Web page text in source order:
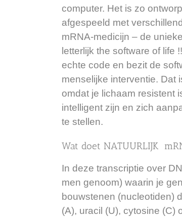
computer. Het is zo
afgespeeld met
mRNA-medicijn – de
letterlijk the software of life
echte code en bezit de
menselijke interventie. Dat
omdat je lichaam resistent
intelligent zijn en zich
te stellen.
Wat doet NATUURLIJK
In deze transcriptie over
men genoom) waarin je
bouwstenen (nucleotiden)
(A), uracil (U), cytosine (C)